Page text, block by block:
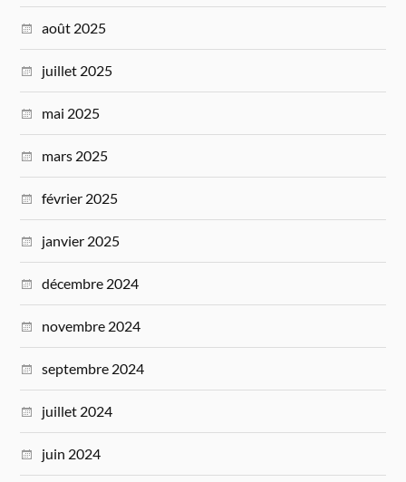
août 2025
juillet 2025
mai 2025
mars 2025
février 2025
janvier 2025
décembre 2024
novembre 2024
septembre 2024
juillet 2024
juin 2024